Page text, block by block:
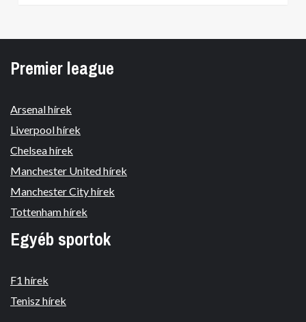
Premier league
Arsenal hírek
Liverpool hírek
Chelsea hírek
Manchester United hírek
Manchester City hírek
Tottenham hírek
Egyéb sportok
F1 hírek
Tenisz hírek